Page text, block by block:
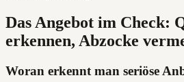
Das Angebot im Check:
erkennen, Abzocke
Woran erkennt man seriöse